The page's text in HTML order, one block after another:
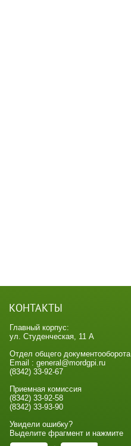
КОНТАКТЫ
Главный корпус:
ул. Студенческая, 11 А
Отдел общего документооборота
Email : general@mordgpi.ru
(8342) 33-92-67
Приемная комиссия
(8342) 33-92-58
(8342) 33-93-90
Увидели ошибку?
Выделите фрагмент и нажмите